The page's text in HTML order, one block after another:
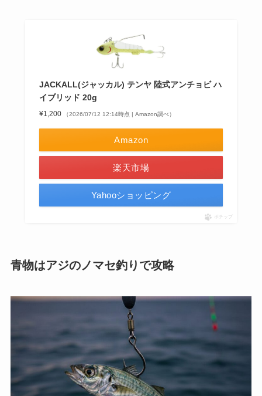
JACKALL(ジャッカル) テンヤ 陸式アンチョビ ハ
イブリッド 20g
¥1,200 （2026/07/12 12:14時点 | Amazon調べ）
Amazon
楽天市場
Yahooショッピング
ポチップ
青物はアジのノマセ釣りで攻略